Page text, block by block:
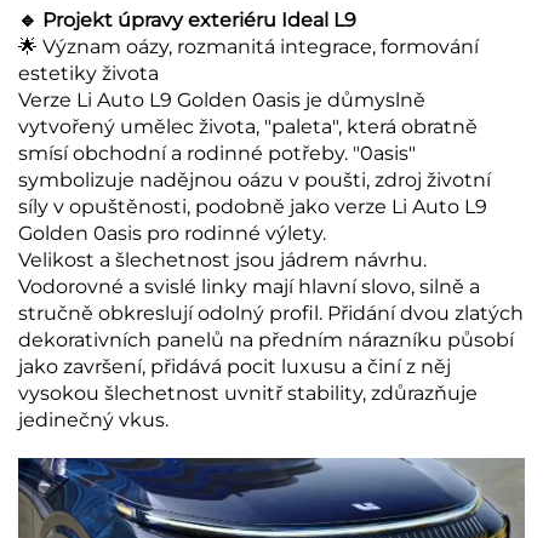
🔹 Projekt úpravy exteriéru Ideal L9
🌟 Význam oázy, rozmanitá integrace, formování
estetiky života
Verze Li Auto L9 Golden 0asis je důmyslně
vytvořený umělec života, "paleta", která obratně
smísí obchodní a rodinné potřeby. "0asis"
symbolizuje nadějnou oázu v poušti, zdroj životní
síly v opuštěnosti, podobně jako verze Li Auto L9
Golden 0asis pro rodinné výlety.
Velikost a šlechetnost jsou jádrem návrhu.
Vodorovné a svislé linky mají hlavní slovo, silně a
stručně obkreslují odolný profil. Přidání dvou zlatých
dekorativních panelů na předním nárazníku působí
jako završení, přidává pocit luxusu a činí z něj
vysokou šlechetnost uvnitř stability, zdůrazňuje
jedinečný vkus.